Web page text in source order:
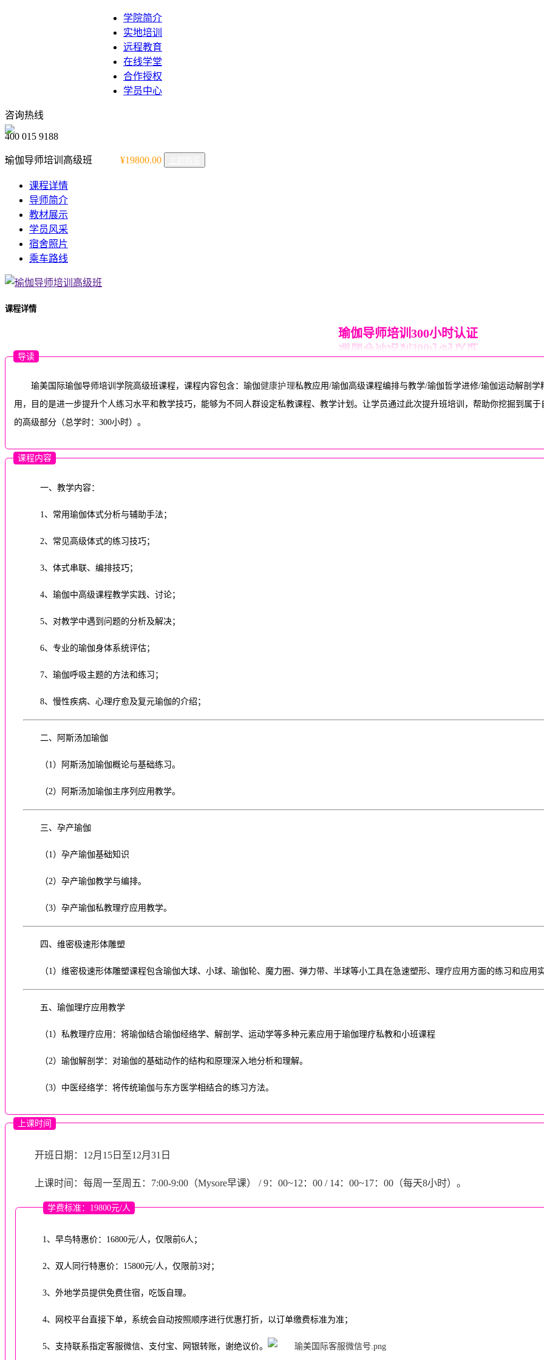
学院简介
实地培训
远程教育
在线学堂
合作授权
学员中心
咨询热线
400 015 9188
瑜伽导师培训高级班 ¥19800.00
课程详情
导师简介
教材展示
学员风采
宿舍照片
乘车路线
课程详情
瑜伽导师培训300小时认证
导读
瑜美国际瑜伽导师培训学院高级班课程，课程内容包含：瑜伽健康护理私教应用/瑜伽高级课程编排与教学/瑜伽哲学进修/瑜伽运动解剖
用，目的是进一步提升个人练习水平和教学技巧，能够为不同人群设定私教课程、教学计划。让学员通过此次提升班培训，帮助你挖掘到属
的高级部分（总学时：300小时）。
课程内容
一、教学内容：
1、常用瑜伽体式分析与辅助手法；
2、常见高级体式的练习技巧；
3、体式串联、编排技巧；
4、瑜伽中高级课程教学实践、讨论；
5、对教学中遇到问题的分析及解决；
6、专业的瑜伽身体系统评估；
7、瑜伽呼吸主题的方法和练习；
8、慢性疾病、心理疗愈及复元瑜伽的介绍；
二、阿斯汤加瑜伽
（1） 阿斯汤加瑜伽概论与基础练习。
（2） 阿斯汤加瑜伽主序列 应用教学。
三、孕产瑜伽
（1）孕产瑜伽基础知识
（2）孕产瑜伽教学与编排。
（3）孕产瑜伽私教理疗应用教学。
四、维密极速形体雕塑
（1）维密极速形体雕塑课程包含瑜伽大球、小球、瑜伽轮、魔力圈、弹力带、半球等小工具在急速塑形、理疗应用方面的练习和应用
五、瑜伽理疗应用教学
（1）私教理疗应用：将瑜伽结合瑜伽经络学、解剖学、运动学等多种元素应用于瑜伽理疗私教和小班课程
（2）瑜伽解剖学：对瑜伽的基础动作的结构和原理深入地分析和理解。
（3）中医经络学：将传统瑜伽与东方医学相结合的练习方法。
上课时间
开班日期：12月15日至12月31日
上课时间：每周一至周五：7:00-9:00（Mysore早课） / 9：00~12：00 / 14：00~17：00（每天8小时）。
学费标准：19800元/人
1、早鸟特惠价：16800元/人，仅限前6人；
2、双人同行特惠价：15800元/人，仅限前3对；
3、外地学员提供免费住宿，吃饭自理。
4、网校平台直接下单，系统会自动按照顺序进行优惠打折，以订单缴费标准为准；
5、支持联系指定客服微信、支付宝、网银转账，谢绝议价。